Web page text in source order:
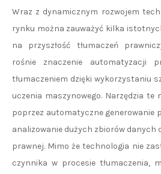
Wraz z dynamicznym rozwojem
rynku można zauważyć kilka
na przyszłość tłumaczeń
rośnie znaczenie automatyzacji
tłumaczeniem dzięki wykorzystaniu
uczenia maszynowego. Narzędzia te
poprzez automatyczne generowanie
analizowanie dużych zbiorów
prawnej. Mimo że technologia nie
czynnika w procesie tłumaczenia,